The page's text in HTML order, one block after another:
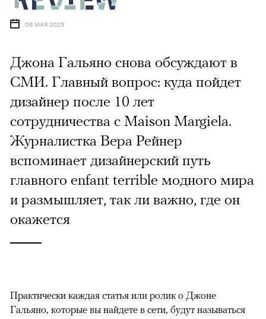
06 МАЯ 2025
Джона Гальяно снова обсуждают в
СМИ. Главный вопрос: куда пойдет
дизайнер после 10 лет
сотрудничества с Maison Margiela.
Журналистка Вера Рейнер
вспоминает дизайнерский путь
главного enfant terrible модного мира
и размышляет, так ли важно, где он
окажется
Практически каждая статья или ролик о Джоне
Гальяно, которые вы найдете в сети, будут называться